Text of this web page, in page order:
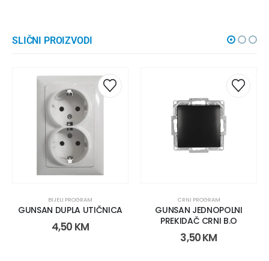
SLIČNI PROIZVODI
BIJELI PROGRAM
GUNSAN DUPLA UTIČNICA
4,50 KM
CRNI PROGRAM
GUNSAN JEDNOPOLNI
PREKIDAČ CRNI B.O
3,50KM